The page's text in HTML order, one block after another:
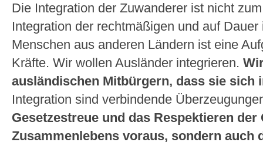
Die Integration der Zuwanderer ist nicht
Integration der rechtmäßigen und auf
Menschen aus anderen Ländern ist eine
Kräfte. Wir wollen Ausländer integrieren.
ausländischen Mitbürgern, dass sie sich
Integration sind verbindende
Gesetzestreue und das Respektieren der
Zusammenlebens voraus, sondern auch